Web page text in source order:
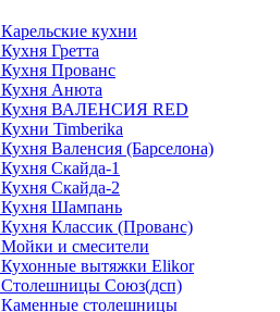
Карельские кухни
Кухня Гретта
Кухня Прованс
Кухня Анюта
Кухня ВАЛЕНСИЯ RED
Кухни Timberika
Кухня Валенсия (Барселона)
Кухня Скайда-1
Кухня Скайда-2
Кухня Шампань
Кухня Классик (Прованс)
Мойки и смесители
Кухонные вытяжки Elikor
Столешницы Союз(дсп)
Каменные столешницы